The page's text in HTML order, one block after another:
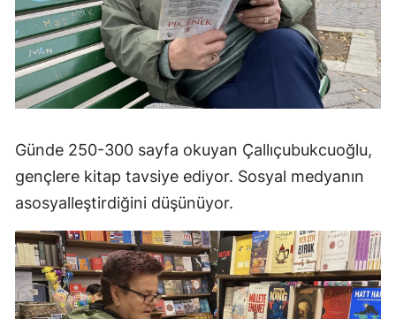
Günde 250-300 sayfa okuyan Çallıçubukcuoğlu,
gençlere kitap tavsiye ediyor. Sosyal medyanın
asosyalleştirdiğini düşünüyor.